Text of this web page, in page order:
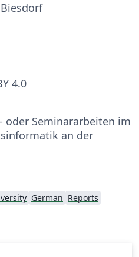
4.0
oder Seminararbeiten im
an der
German Reports